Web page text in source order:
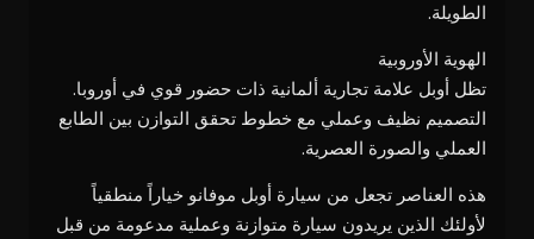
الطويلة.
الهوية الأوروبية
تظل أوبل علامة تجارية ألمانية ذات حضور قوي في أوروبا.
التصميم نظيف وعملي مع خطوط تحقق التوازن بين الطابع
العملي والصورة العصرية.
هذه العناصر تجعل من سيارة أوبل موفانو خياراً منطقياً
لأولئك الذين يريدون سيارة متوازنة وعملية مدعومة من قبل